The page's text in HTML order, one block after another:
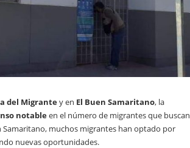
del Migrantey en El Buen Samaritano, la
notableen el número de migrantes que buscan
Samaritano, muchos migrantes han optado por
nuevas oportunidades.